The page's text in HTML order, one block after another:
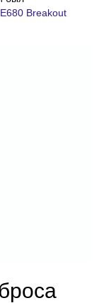
Breakout